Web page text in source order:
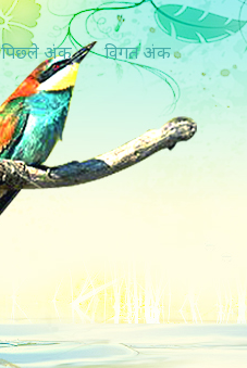
पिछ्ले अंक विगत अंक